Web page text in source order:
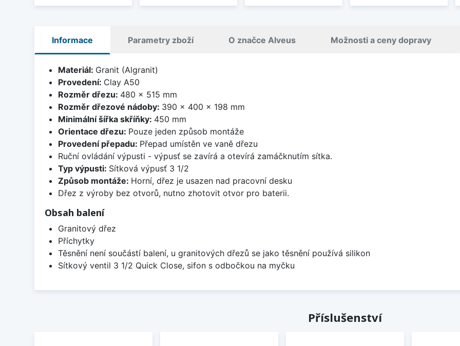
Informace Parametry zboží O značce Alveus Možnosti a ceny dopravy
Materiál: Granit (Algranit)
Provedení: Clay A50
Rozměr dřezu: 480 x 515 mm
Rozměr dřezové nádoby: 390 x 400 x 198 mm
Minimální šířka skříňky: 450 mm
Orientace dřezu: Pouze jeden způsob montáže
Provedení přepadu: Přepad umístěn ve vaně dřezu
Ruční ovládání výpusti - výpusť se zavírá a otevírá zamáčknutím sítka.
Typ výpusti: Sítková výpusť 3 1/2
Způsob montáže: Horní, dřez je usazen nad pracovní desku
Dřez z výroby bez otvorů, nutno zhotovit otvor pro baterii.
Obsah balení
Granitový dřez
Příchytky
Těsnění není součástí balení, u granitových dřezů se jako těsnění používá silikon
Sítkový ventil 3 1/2 Quick Close, sifon s odbočkou na myčku
Příslušenství